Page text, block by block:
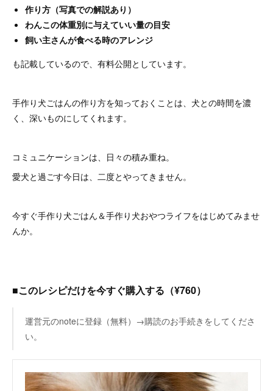
作り方（写真での解説あり）
わんこの体重別に与えていい量の目安
飼い主さんが食べる時のアレンジ
も記載しているので、有料公開としています。
手作り犬ごはんの作り方を知っておくことは、犬との時間を濃
く、深いものにしてくれます。
コミュニケーションは、日々の積み重ね。
愛犬と過ごす今日は、二度とやってきません。
今すぐ手作り犬ごはん＆手作り犬おやつライフをはじめてみませ
んか。
■このレシピだけを今すぐ購入する（¥760）
運営元のnoteに登録（無料）→購読のお手続きをしてくださ
い。